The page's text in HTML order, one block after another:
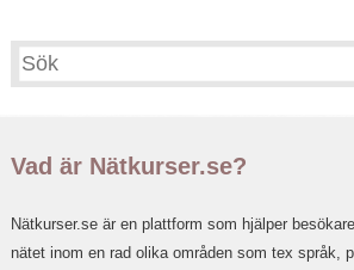
Vad är Nätkurser.se?
Nätkurser.se är en plattform som hjälper
nätet inom en rad olika områden som tex språk,